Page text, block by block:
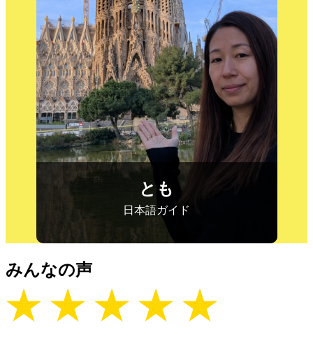
とも
日本語ガイド
大阪出身！前職は東京で、テレビや音楽
業界に携わっていました。バルセロナ在
住８年、観光ガイド・通訳などをしてい
ます。バルセロナの世界遺産、歴史、街
の情報はもちろん、レストランやショッ
プなどの情報もお任せください！
みんなの声
★ ★ ★ ★ ★